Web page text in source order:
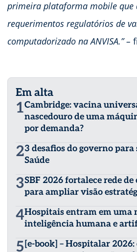
primeira plataforma mobile que
requerimentos regulatórios de
computadorizado na ANVISA.” –
Em alta
1Cambridge: vacina
nascedouro de uma
por demanda?
23 desafios do governo
Saúde
3SBF 2026 fortalece rede
para ampliar visão
4Hospitais entram em uma
inteligência humana e
5 [e-book] – Hospitalar 2026: